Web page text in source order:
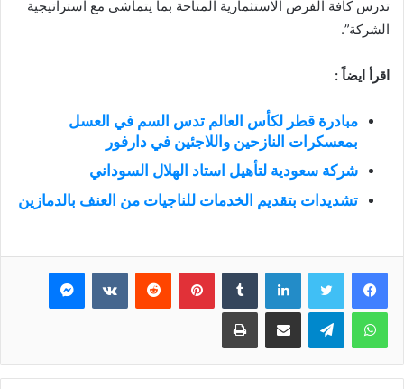
تدرس كافة الفرص الاستثمارية المتاحة بما يتماشى مع استراتيجية
الشركة”.
اقرأ ايضاً :
مبادرة قطر لكأس العالم تدس السم في العسل
بمعسكرات النازحين واللاجئين في دارفور
شركة سعودية لتأهيل استاد الهلال السوداني
تشديدات بتقديم الخدمات للناجيات من العنف بالدمازين
فيسبوك تويتر لينكدإن بينتيريست ماسنجر
واتساب تيلقرام مشاركة عبر البريد طباعة